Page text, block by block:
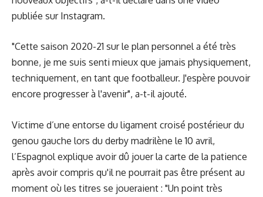
publiée sur Instagram.
"Cette saison 2020-21 sur le plan personnel a été très
bonne, je me suis senti mieux que jamais physiquement,
techniquement, en tant que footballeur. J'espère pouvoir
encore progresser à l'avenir", a-t-il ajouté.
Victime d’une entorse du ligament croisé postérieur du
genou gauche lors du derby madrilène le 10 avril,
l’Espagnol explique avoir dû jouer la carte de la patience
après avoir compris qu'il ne pourrait pas être présent au
moment où les titres se joueraient : "Un point très